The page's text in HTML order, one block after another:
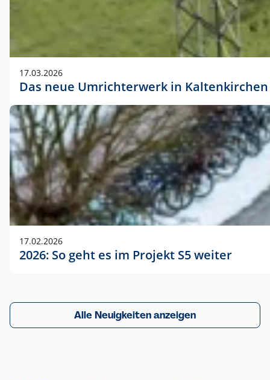
17.03.2026
Das neue Umrichterwerk in Kaltenkirchen
17.02.2026
2026: So geht es im Projekt S5 weiter
Alle Neuigkeiten anzeigen